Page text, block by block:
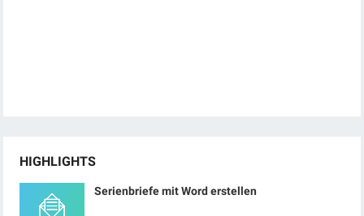
HIGHLIGHTS
Serienbriefe mit Word erstellen